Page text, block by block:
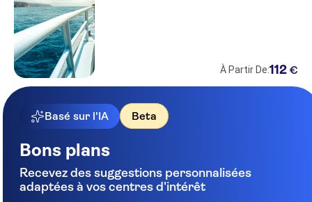
À Partir De:112 €
Basé sur l'IA Beta
Bons plans
Recevez des suggestions personnalisées
adaptées à vos centres d'intérêt